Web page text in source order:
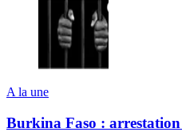
A la une
Burkina Faso : arrestation